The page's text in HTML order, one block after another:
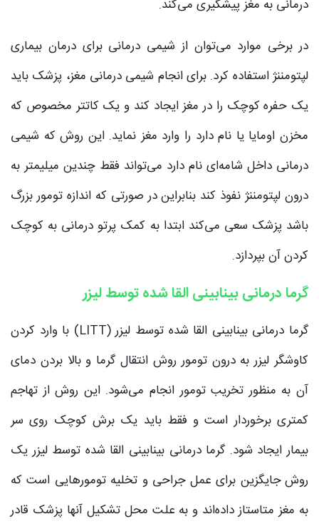
درمانی به مغز پیشگیری می‌‌کند.
در برخی موارد می‌‌توان از شیمی درمانی برای درمان بیماری
لپتومننژ استفاده کرد. برای انجام شیمی درمانی مغز، پزشک باید
یک حفره کوچک را در مغز ایجاد کند و یک کاتتر مخصوص که
مخزن اومایا یا نام دارد را وارد مغز نماید. این روش که شیمی
درمانی داخل شامه‌ای نام دارد می‌‌تواند فقط چندین میلیمتر به
درون لپتومننژ نفوذ کند بنابراین در صورتی که اندازه تومور بزرگ
باشد پزشک سعی می‌‌کند ابتدا به کمک پرتو درمانی به کوچک
کردن آن بپردازد.
گرما درمانی بینابینی القا شده توسط لیزر
گرما درمانی بینابینی القا شده توسط لیزر (LITT) با وارد کردن
کاوشگر لیزر به درون تومور روش انتقال گرما و بالا بردن دمای
آن به منظور تخریب تومور انجام می‌شود. این روش از تهاجم
کمتری برخوردار است و فقط باید یک برش کوچک روی سر
بیمار ایجاد شود. گرما درمانی بینابینی القا شده توسط لیزر یک
روش جایگزین برای عمل جراحی و تخلیه تومورهایی است که
به مغز متاستاز داده‌اند و به علت محل تشکیل آنها پزشک قادر